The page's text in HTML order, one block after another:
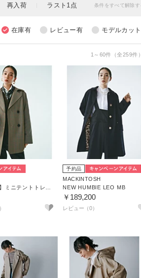
1～60件（全259件）
予約品
MACKINTOSH
NEW HUMBIE LEO MB
￥189,200